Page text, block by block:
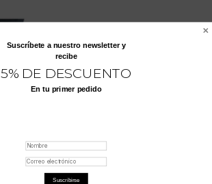
Suscríbete a nuestro newslettery
recibe
5% DE DESCUENTO
En tu primer pedido
Suscribirse